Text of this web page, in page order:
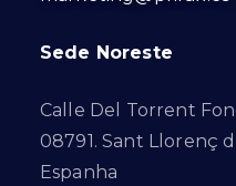
Sede Noreste
Calle Del Torrent
08791. Sant Llorenç
Espanha